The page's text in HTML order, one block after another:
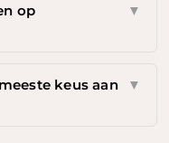
op
▼
keus aan
▼